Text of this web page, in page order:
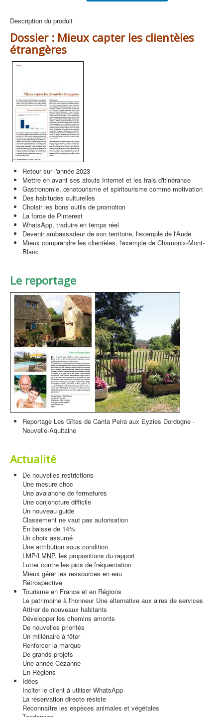
Description du produit
Dossier : Mieux capter les clientèles
étrangères
Retour sur l'année 2023
Mettre en avant ses atouts Internet et les frais d'itinérance
Gastronomie, œnotourisme et spiritourisme comme motivation
Des habitudes culturelles
Choisir les bons outils de promotion
La force de Pinterest
WhatsApp, traduire en temps réel
Devenir ambassadeur de son territoire, l'exemple de l'Aude
Mieux comprendre les clientèles, l'exemple de Chamonix-Mont-
Blanc
Le reportage
Reportage Les Gîtes de Canta Peira aux Eyzies Dordogne -
Nouvelle-Aquitaine
Actualité
De nouvelles restrictions
Une mesure choc
Une avalanche de fermetures
Une conjoncture difficile
Un nouveau guide
Classement ne vaut pas autorisation
En baisse de 14%
Un choix assumé
Une attribution sous condition
LMP/LMNP, les propositions du rapport
Lutter contre les pics de fréquentation
Mieux gérer les ressources en eau
Rétrospective
Tourisme en France et en Régions
Le patrimoine à l'honneur Une alternative aux aires de services
Attirer de nouveaux habitants
Développer les chemins amonts
De nouvelles priorités
Un millénaire à fêter
Renforcer la marque
De grands projets
Une année Cézanne
En Régions
Idées
Inciter le client à utiliser WhatsApp
La réservation directe résiste
Reconnaître les espèces animales et végétales